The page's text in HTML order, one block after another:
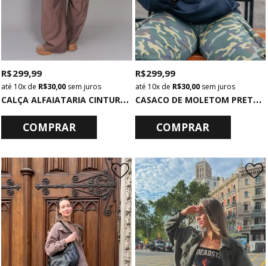
C
ALÇA ALFAIATARIA CINTURA BAIXA MARROM
R$ 299,99
10x de R$ 30,00 sem juros
COMPRAR
C
ASACO DE MOLETOM PRETO COM CAPUZ E BOLSO STRANGERS
R$ 299,99
10xde R$ 30,00sem juros
COMPRAR